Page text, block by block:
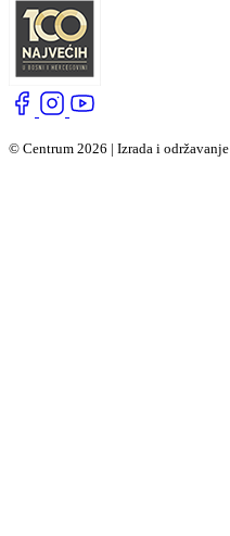
© Centrum 2026 | Izrada i održavanje